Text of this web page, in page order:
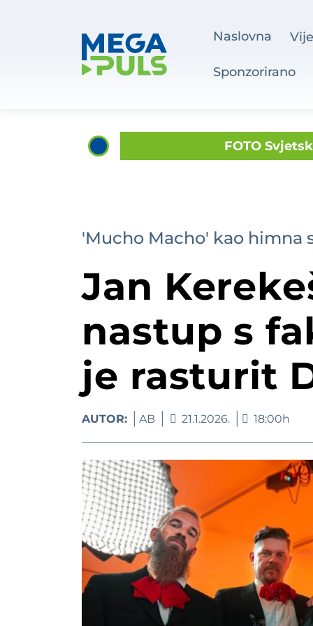
Naslovna
Sponzorirano
Diljem
Atletičarka
Pijan
Zlatko Dalić prihvatio
Vatrogasci iz
'Mucho Macho' kao himna
Jan
nastup s
je rasturit
AUTOR: AB 21.1.2026. 18:00h